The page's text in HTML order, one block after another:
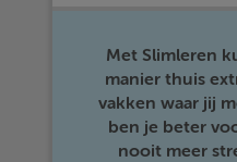
Met Slimleren
manier thuis
vakken waar jij
ben je beter
nooit meer